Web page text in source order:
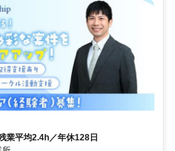
業平均2.4h／年休128日